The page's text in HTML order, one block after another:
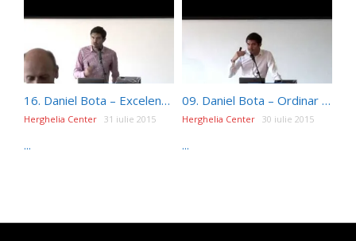
16. Daniel Bota – Excelenta este o porunca
Herghelia Center 31 iulie 2015
...
09. Daniel Bota – Ordinar sau extraordinar?
Herghelia Center 30 iulie 2015
...